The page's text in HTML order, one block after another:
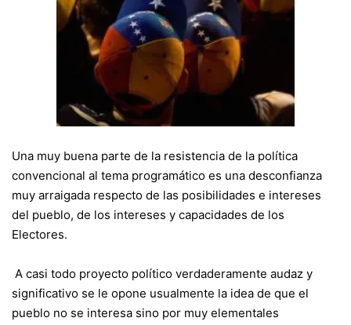
Una muy buena parte de la resistencia de la política
convencional al tema programático es una desconfianza
muy arraigada respecto de las posibilidades e intereses
del pueblo, de los intereses y capacidades de los
Electores.
A casi todo proyecto político verdaderamente audaz y
significativo se le opone usualmente la idea de que el
pueblo no se interesa sino por muy elementales